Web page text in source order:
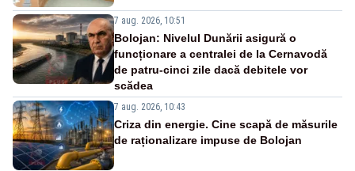
7 aug. 2026, 10:51
Bolojan: Nivelul Dunării asigură o
funcționare a centralei de la Cernavodă
de patru-cinci zile dacă debitele vor
scădea
7 aug. 2026, 10:43
Criza din energie. Cine scapă de măsurile
de raționalizare impuse de Bolojan